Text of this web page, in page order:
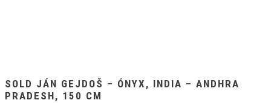
SOLD JÁN GEJDOŠ – ÓNYX, INDIA – ANDHRA
PRADESH, 150 CM